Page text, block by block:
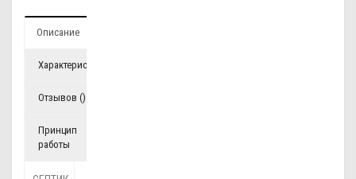
Описание
Характеристики
Отзывов ()
Принцип
работы